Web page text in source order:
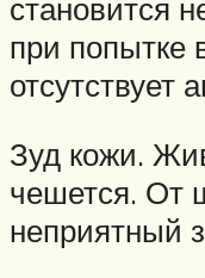
становится
при попытке
отсутствует
Зуд кожи.
чешется. От
неприятный